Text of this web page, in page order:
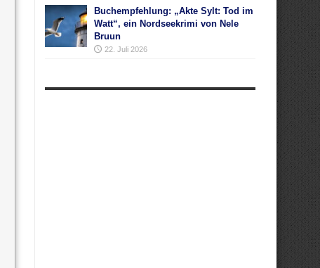
Buchempfehlung: „Akte Sylt: Tod im
Watt“, ein Nordseekrimi von Nele
Bruun
22. Juli 2026